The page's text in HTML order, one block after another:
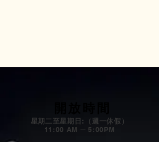
星期二至星期日:（週一休假）
11:00 AM ─ 5:00PM